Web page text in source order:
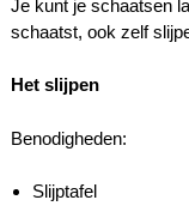
Je kunt je schaatsen
schaatst, ook zelf
Het slijpen
Benodigheden:
Slijptafel